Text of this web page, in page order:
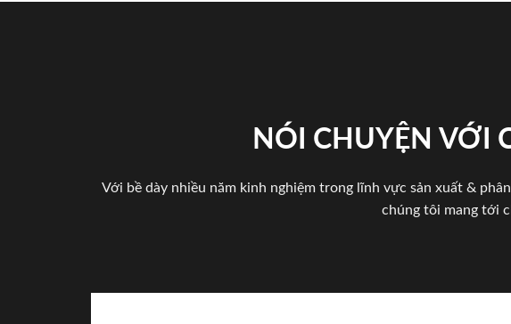
NÓI CHUYỆN VỚI
Với bề dày nhiều năm kinh nghiệm trong lĩnh vực sản xuất &
chúng tôi mang tới